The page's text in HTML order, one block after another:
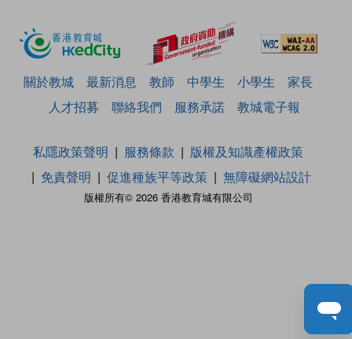
關於教城 最新消息 教師 中學生 小學生
家長
人才招募
聯絡我們 服務承諾 教城電子報
版權所有© 2026 香港教育城有限公司
私隱政策聲明 服務條款
版權及知識產權政策
免責聲明
促進種族平等政策 無障礙網站設計